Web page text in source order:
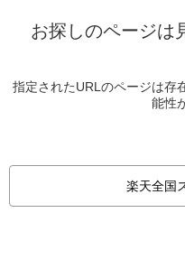
お探しのページは
指定されたURLのページは存
能性
楽天全国